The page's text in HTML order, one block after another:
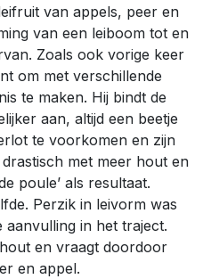
van appels, peer en
van een leiboom tot en
Zoals ook vorige keer
om met verschillende
te maken. Hij bindt de
aan, altijd een beetje
te voorkomen en zijn
met meer hout en
poule’ als resultaat.
Perzik in leivorm was
aanvulling in het traject.
en vraagt doordoor
en appel.